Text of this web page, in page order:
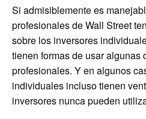
Si admisiblemente es
profesionales de Wall Street
sobre los inversores
tienen formas de usar algunas
profesionales. Y en algunos
individuales incluso tienen
inversores nunca pueden